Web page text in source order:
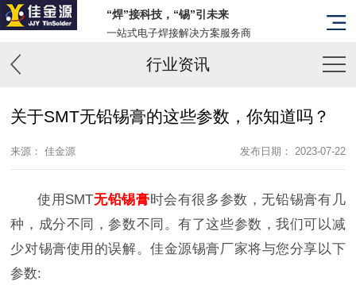
“焊”接科技，“锡”引未来
一站式电子焊接解决方案服务商
行业资讯
关于SMT无铅锡膏的这些参数，你知道吗？
来源： 佳金源 发布日期： 2023-07-22
使用SMT无铅锡膏时会有很多参数，无铅锡膏有几
种，成分不同，参数不同。有了这些参数，我们可以减
少对锡膏使用的误解。佳金源锡膏厂家将与您分享以下
参数: